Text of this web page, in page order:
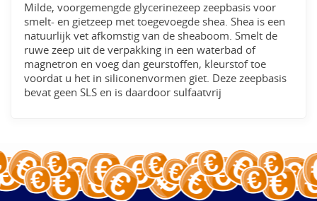
Milde, voorgemengde glycerinezeep zeepbasis voor
smelt- en gietzeep met toegevoegde shea. Shea is een
natuurlijk vet afkomstig van de sheaboom. Smelt de
ruwe zeep uit de verpakking in een waterbad of
magnetron en voeg dan geurstoffen, kleurstof toe
voordat u het in siliconenvormen giet. Deze zeepbasis
bevat geen SLS en is daardoor sulfaatvrij